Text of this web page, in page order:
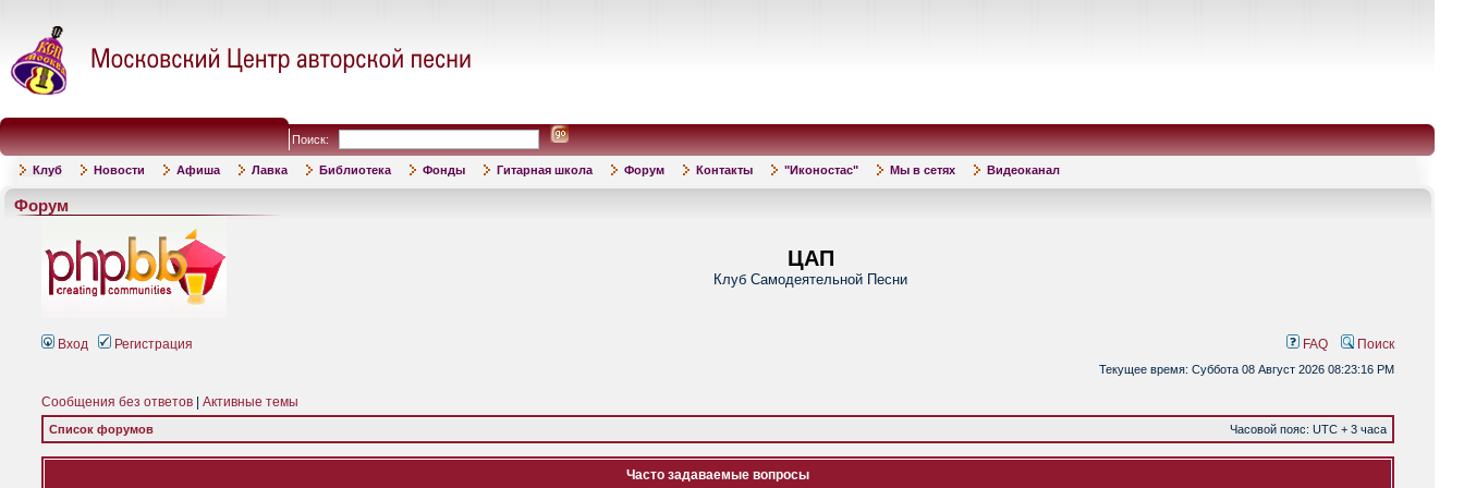
Поиск:
Клуб Новости Афиша Лавка Библиотека Фонды Гитарная школа Форум Контакты "Иконостас" Мы в сетях Видеоканал
Форум
ЦАП
Клуб Самодеятельной Песни
Вход Регистрация FAQ Поиск
Текущее время: Суббота 08 Август 2026 08:23:16 PM
Сообщения без ответов Активные темы
Список форумов Часовой пояс: UTC + 3 часа
Часто задаваемые вопросы